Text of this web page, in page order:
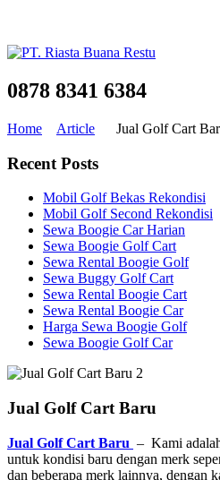
0878 8341 6384
Home Article Jual Golf Cart
Recent Posts
Mobil Golf Bekas Rekondisi
Mobil Golf Second Rekondisi
Sewa Boogie Car Harian
Sewa Boogie Golf Cart
Sewa Rental Boogie Golf
Sewa Buggy Golf Cart
Sewa Rental Boogie Cart
Sewa Rental Boogie Car
Harga Sewa Boogie Golf
Sewa Boogie Golf Car
Jual Golf Cart Baru
Jual Golf Cart Baru – Kami
untuk kondisi baru dengan merk
dan beberapa merk lainnya, dengan